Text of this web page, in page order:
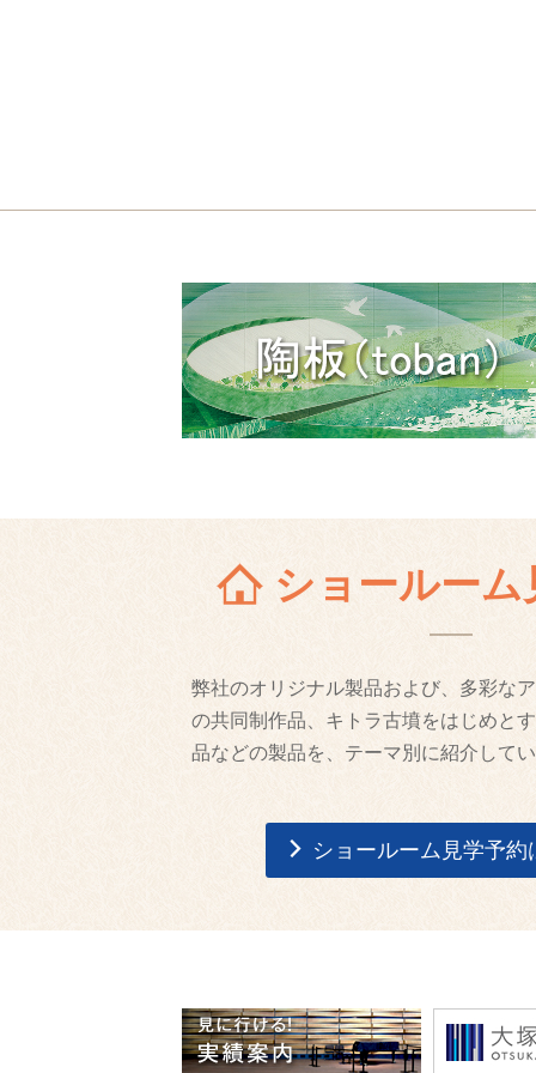
ショールーム
弊社のオリジナル製品および、多彩な
の共同制作品、キトラ古墳をはじめと
品などの製品を、テーマ別に紹介して
ショールーム見学予約